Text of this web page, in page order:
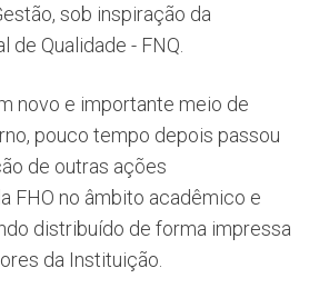
sob inspiração da
de Qualidade - FNQ.
novo e importante meio de
pouco tempo depois passou
de outras ações
FHO no âmbito acadêmico e
distribuído de forma impressa
da Instituição.